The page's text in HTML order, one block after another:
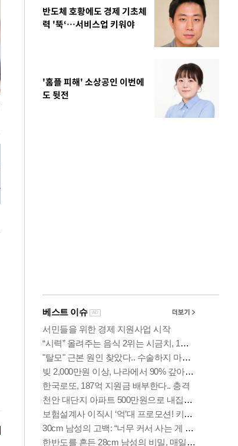
오세훈 서울시
환경 점검
반도체 호황에도 경제 기초체
력 '뚝‘…서비스업 키워야
'홈플 피해' 소상공인 이번에
도 뒷전